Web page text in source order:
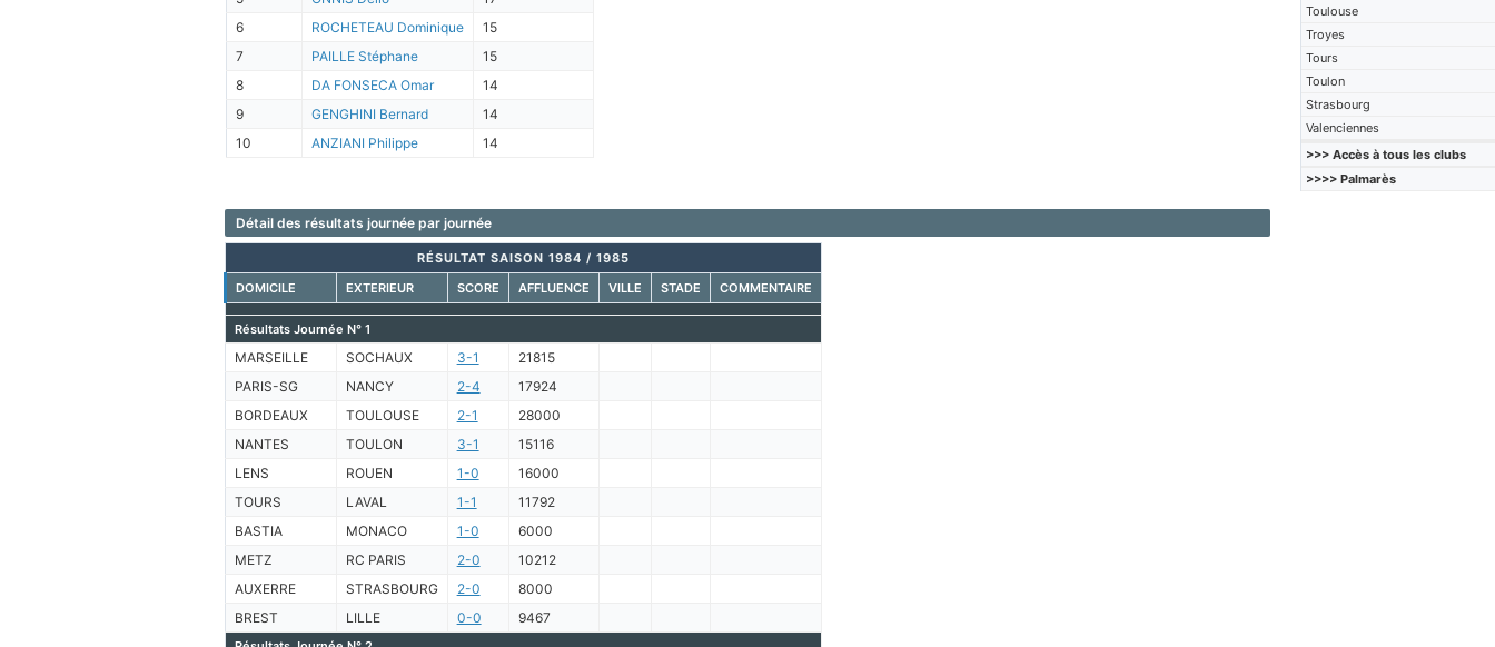
Toulouse
Troyes
Tours
Toulon
Strasbourg
Valenciennes
>>> Accès à tous les clubs
>>>> Palmarès
6
ROCHETEAU Dominique
15
7
PAILLE Stéphane
15
8
DA FONSECA Omar
14
9
GENGHINI Bernard
14
10
ANZIANI Philippe 14
Détail des résultats journée par journée
RÉSULTAT SAISON 1984 / 1985
DOMICILE
EXTERIEUR SCORE AFFLUENCE VILLE STADE COMMENTAIRE
Résultats Journée N° 1
MARSEILLE SOCHAUX 3-1
21815
PARIS-SG
NANCY 2-4
17924
BORDEAUX
TOULOUSE 2-1
28000
NANTES
TOULON 3-1
15116
LENS
ROUEN 1-0
16000
TOURS
LAVAL 1-1
11792
BASTIA
MONACO 1-0
6000
METZ
RC PARIS 2-0
10212
AUXERRE
STRASBOURG 2-0
8000
BREST
LILLE 0-0 9467